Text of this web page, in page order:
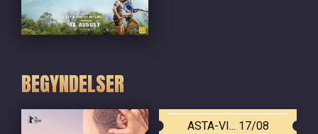
BEGYNDELSER
ASTA-VI... 17/08